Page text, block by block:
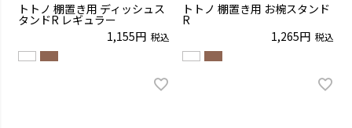
トトノ 棚置き用 ディッシュス
タンドR レギュラー
1,155
税込
トトノ 棚置き用 お椀スタンド
R
1,265
税込